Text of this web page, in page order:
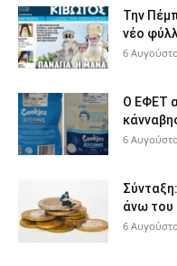
Την
νέο
6
Ο ΕΦΕΤ
6
άνω του
6